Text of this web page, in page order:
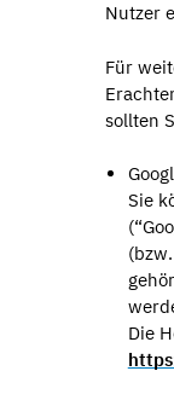
Nutzer
Für
sollten
Sie
Die